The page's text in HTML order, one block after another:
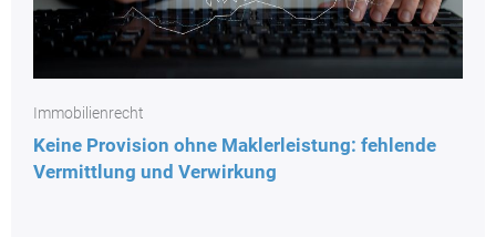
Immobilienrecht
Keine Provision ohne Maklerleistung: fehlende
Vermittlung und Verwirkung